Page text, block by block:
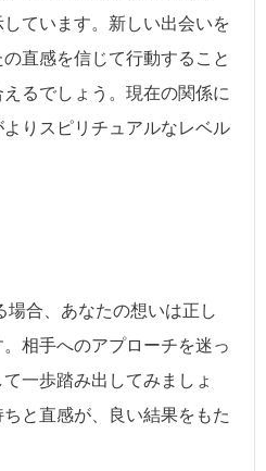
ています。新しい出会いを
直感を信じて行動すること
るでしょう。現在の関係に
りスピリチュアルなレベル
場合、あなたの想いは正し
相手へのアプローチを迷っ
一歩踏み出してみましょ
と直感が、良い結果をもた